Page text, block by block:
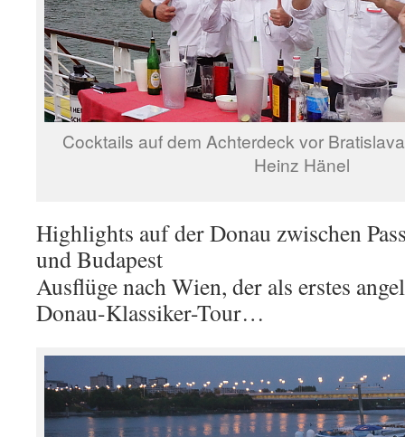
Cocktails auf dem Achterdeck vor
Heinz Hänel
Highlights auf der Donau zwischen
und Budapest
Ausflüge nach Wien, der als erstes
Donau-Klassiker-Tour…